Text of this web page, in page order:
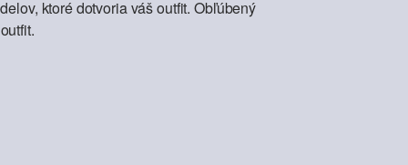
ktoré dotvoria váš outfit. Obľúbený